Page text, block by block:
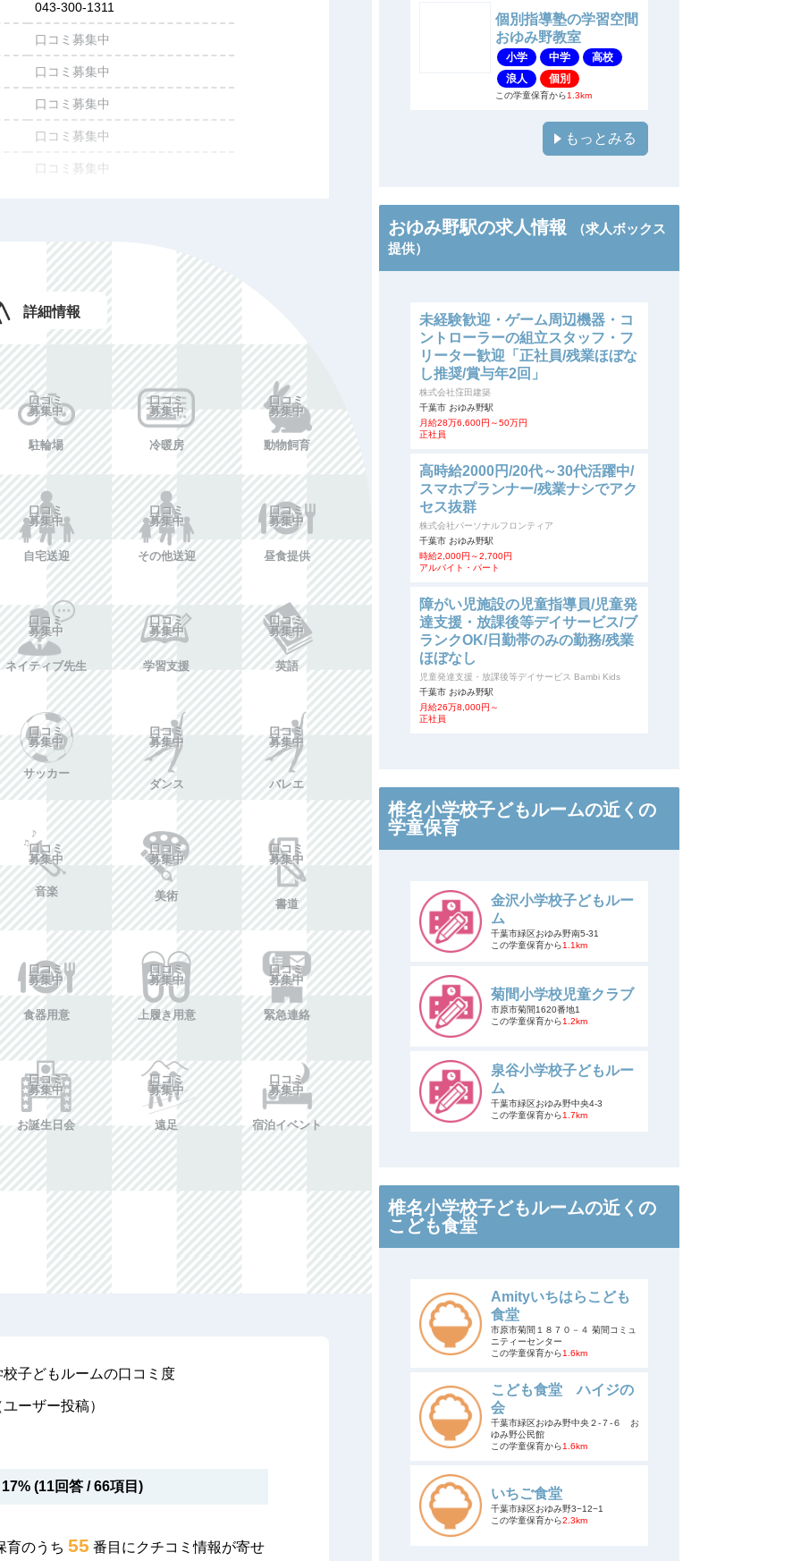
043-300-1311
口コミ募集中
口コミ募集中
口コミ募集中
口コミ募集中
口コミ募集中
設情報を投稿する
詳細情報
口コミ
募集中
駐輪場
口コミ
募集中
冷暖房
口コミ
募集中
動物飼育
口コミ
募集中
自宅送迎
口コミ
募集中
その他送迎
口コミ
募集中
昼食提供
口コミ
募集中
ネイティブ先生
口コミ
募集中
学習支援
口コミ
募集中
英語
口コミ
募集中
サッカー
口コミ
募集中
ダンス
口コミ
募集中
バレエ
口コミ
募集中
音楽
口コミ
募集中
美術
口コミ
募集中
書道
口コミ
募集中
食器用意
口コミ
募集中
上履き用意
口コミ
募集中
緊急連絡
口コミ
募集中
お誕生日会
口コミ
募集中
遠足
口コミ
募集中
宿泊イベント
校子どもルームの口コミ度
ユーザー投稿）
(11回答 / 66項目)
育のうち 55 番目にクチコミ情報が寄せ
個別指導塾の学習空間
おゆみ野教室
小学 中学
高校
浪人
個別
この学童保育から1.3km
もっとみる
おゆみ野駅の求人情報
（求人ボックス
提供）
未経験歓迎・ゲーム周辺機器・コ
ントローラーの組立スタッフ・フ
リーター歓迎「正社員/残業ほぼな
し推奨/賞与年2回」
株式会社窪田建築
千葉市 おゆみ野駅
月給28万6,600円～50万円
正社員
高時給2000円/20代～30代活躍中/
スマホプランナー/残業ナシでアク
セス抜群
株式会社パーソナルフロンティア
千葉市 おゆみ野駅
時給2,000円～2,700円
アルバイト・パート
障がい児施設の児童指導員/児童発
達支援・放課後等デイサービス/ブ
ランクOK/日勤帯のみの勤務/残業
ほぼなし
児童発達支援・放課後等デイサービス Bambi Kids
千葉市 おゆみ野駅
月給26万8,000円～
正社員
椎名小学校子どもルームの近くの
学童保育
金沢小学校子どもルー
ム
千葉市緑区おゆみ野南5-31
この学童保育から1.1km
菊間小学校児童クラブ
市原市菊間1620番地1
この学童保育から1.2km
泉谷小学校子どもルー
ム
千葉市緑区おゆみ野中央4-3
この学童保育から1.7km
椎名小学校子どもルームの近くの
こども食堂
Amityいちはらこども
食堂
市原市菊間１８７０－４ 菊間コミュ
ニティーセンター
この学童保育から1.6km
こども食堂 ハイジの
会
千葉市緑区おゆみ野中央２‐７‐６ お
ゆみ野公民館
この学童保育から1.6km
いちご食堂
千葉市緑区おゆみ野3−12−1
この学童保育から2.3km